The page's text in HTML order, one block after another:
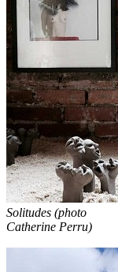
Solitudes (photo
Catherine Perru)